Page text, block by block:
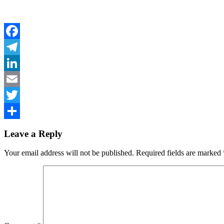
Facebook
Telegram
LinkedIn
Email
Twitter
Leave a Reply
Your email address will not be published. Required fields are marked